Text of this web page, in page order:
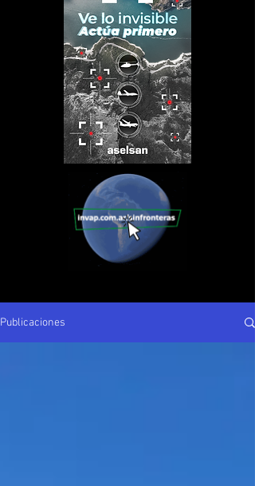
Publicaciones